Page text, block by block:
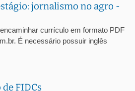
jornalismo no agro -
currículo em formato PDF
É necessário possuir inglês
FIDCs